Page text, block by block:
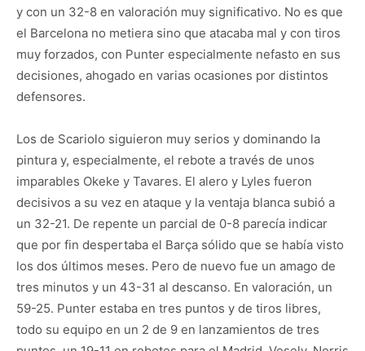
y con un 32-8 en valoración muy significativo. No es que
el Barcelona no metiera sino que atacaba mal y con tiros
muy forzados, con Punter especialmente nefasto en sus
decisiones, ahogado en varias ocasiones por distintos
defensores.
Los de Scariolo siguieron muy serios y dominando la
pintura y, especialmente, el rebote a través de unos
imparables Okeke y Tavares. El alero y Lyles fueron
decisivos a su vez en ataque y la ventaja blanca subió a
un 32-21. De repente un parcial de 0-8 parecía indicar
que por fin despertaba el Barça sólido que se había visto
los dos últimos meses. Pero de nuevo fue un amago de
tres minutos y un 43-31 al descanso. En valoración, un
59-25. Punter estaba en tres puntos y de tiros libres,
todo su equipo en un 2 de 9 en lanzamientos de tres